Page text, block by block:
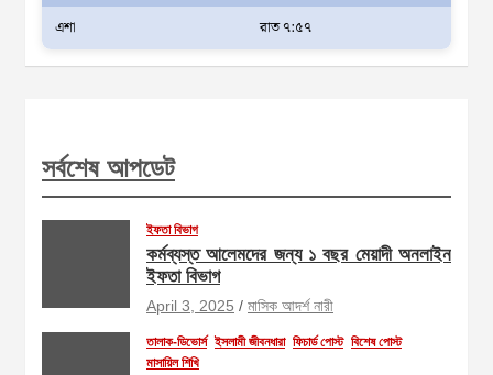
এশা
রাত ৭:৫৭
সর্বশেষ আপডেট
ইফতা বিভাগ
কর্মব্যস্ত আলেমদের জন্য ১ বছর মেয়াদী অনলাইন
ইফতা বিভাগ
April 3, 2025 মাসিক আদর্শ নারী
তালাক-ডিভোর্স ইসলামী জীবনধারা ফিচার্ড পোস্ট বিশেষ পোস্ট
মাসায়িল শিখি